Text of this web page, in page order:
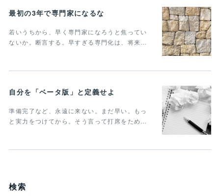
最初の3年で専門家になるな
若いうちから、早く専門家になろうと焦ってい
ないか。断言する。早すぎる専門化は、将来…
自分を「ベータ版」と定義せよ
準備完了など、永遠に来ない。まだ早い。もっ
と実力をつけてから。そう言って打席をため…
検索